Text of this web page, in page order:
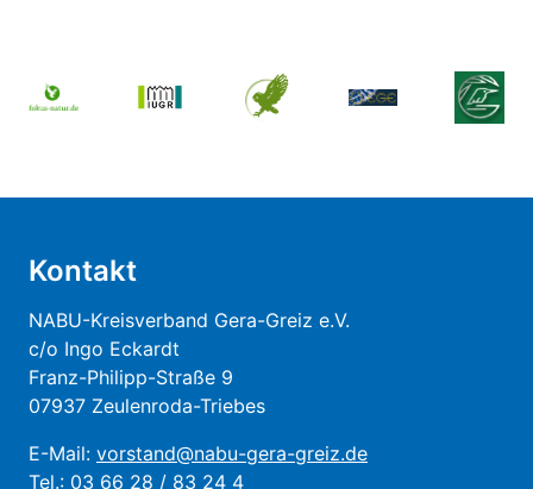
Kontakt
NABU-Kreisverband Gera-Greiz e.V.
c/o Ingo Eckardt
Franz-Philipp-Straße 9
07937 Zeulenroda-Triebes
E-Mail: vorstand@nabu-gera-greiz.de
Tel.: 03 66 28 / 83 24 4